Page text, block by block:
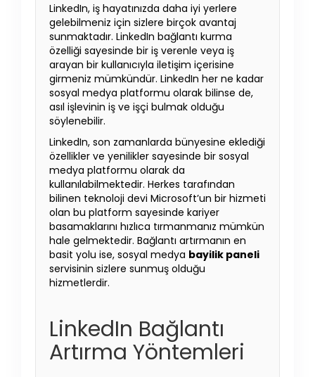
LinkedIn, iş hayatınızda daha iyi yerlere
gelebilmeniz için sizlere birçok avantaj
sunmaktadır. LinkedIn bağlantı kurma
özelliği sayesinde bir iş verenle veya iş
arayan bir kullanıcıyla iletişim içerisine
girmeniz mümkündür. LinkedIn her ne kadar
sosyal medya platformu olarak bilinse de,
asıl işlevinin iş ve işçi bulmak olduğu
söylenebilir.
LinkedIn, son zamanlarda bünyesine eklediği
özellikler ve yenilikler sayesinde bir sosyal
medya platformu olarak da
kullanılabilmektedir. Herkes tarafından
bilinen teknoloji devi Microsoft’un bir hizmeti
olan bu platform sayesinde kariyer
basamaklarını hızlıca tırmanmanız mümkün
hale gelmektedir. Bağlantı artırmanın en
basit yolu ise, sosyal medya bayilik paneli
servisinin sizlere sunmuş olduğu
hizmetlerdir.
LinkedIn Bağlantı
Artırma Yöntemleri